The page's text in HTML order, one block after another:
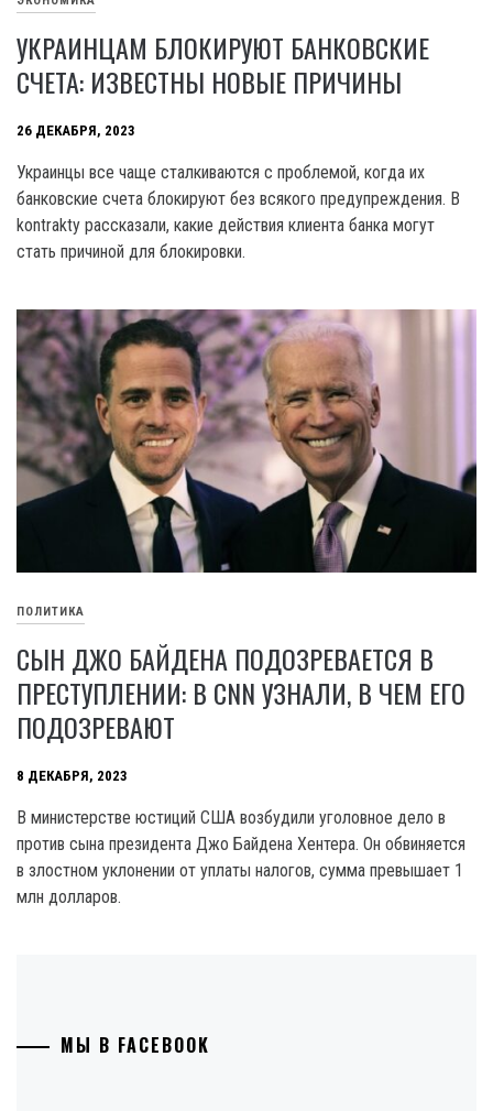
УКРАИНЦАМ БЛОКИРУЮТ БАНКОВСКИЕ
СЧЕТА: ИЗВЕСТНЫ НОВЫЕ ПРИЧИНЫ
26 ДЕКАБРЯ, 2023
Украинцы все чаще сталкиваются с проблемой, когда их
банковские счета блокируют без всякого предупреждения. В
kontrakty рассказали, какие действия клиента банка могут
стать причиной для блокировки.
ПОЛИТИКА
СЫН ДЖО БАЙДЕНА ПОДОЗРЕВАЕТСЯ В
ПРЕСТУПЛЕНИИ: В CNN УЗНАЛИ, В ЧЕМ ЕГО
ПОДОЗРЕВАЮТ
8 ДЕКАБРЯ, 2023
B министерстве юстиций США возбудили уголовное дело в
против сына президента Джо Байдена Хентера. Он обвиняется
в злостном уклонении от уплаты налогов, сумма превышает 1
млн долларов.
МЫ В FACEBOOK